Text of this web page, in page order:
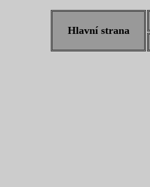
Hlavní strana